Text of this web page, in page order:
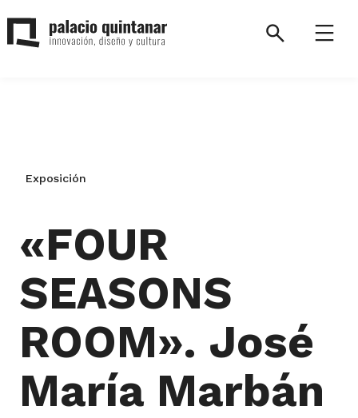
contenido
página
SearchMenú
Exposición
«FOUR
SEASONS
ROOM». José
María Marbán